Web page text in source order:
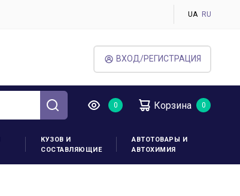
UA RU
ВХОД/РЕГИСТРАЦИЯ
Корзина
КУЗОВ И
СОСТАВЛЯЮЩИЕ
АВТОТОВАРЫ И
АВТОХИМИЯ